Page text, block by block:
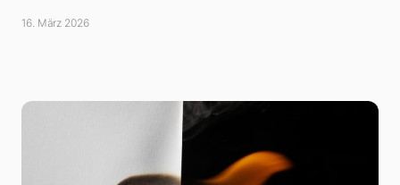
16. März 2026